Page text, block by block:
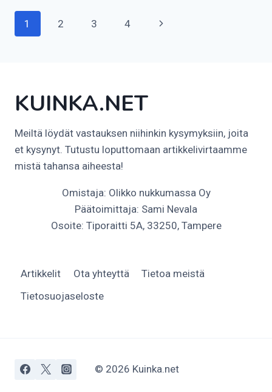
Sivunavigointi
1 2 3 4
Seuraava
KUINKA.NET
Meiltä löydät vastauksen niihinkin kysymyksiin, joita
et kysynyt. Tutustu loputtomaan artikkelivirtaamme
mistä tahansa aiheesta!
Omistaja: Olikko nukkumassa Oy
Päätoimittaja: Sami Nevala
Osoite: Tiporaitti 5A, 33250, Tampere
Artikkelit Ota yhteyttä
Tietoa meistä
Tietosuojaseloste
© 2026 Kuinka.net